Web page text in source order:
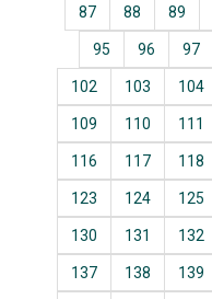
87 88 89
95 96 97
102 103 104
109 110 111
116 117 118
123 124 125
130 131 132
137 138 139